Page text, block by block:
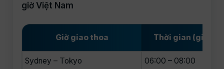
giờ Việt Nam
Giờ giao thoa Thời gian (giờ
Sydney – Tokyo 06:00 – 08:00